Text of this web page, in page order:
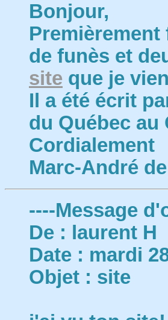
Bonjour,
de funès et
site que je
Il a été écrit
du Québec au
Cordialement
Marc-André
----Message
De : laurent H
Date : mardi
Objet : site